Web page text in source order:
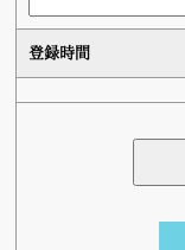
登録時間